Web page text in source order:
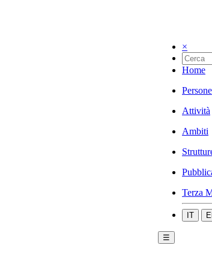
×
Home
Persone
Attività
Ambiti
Terza
IT
☰